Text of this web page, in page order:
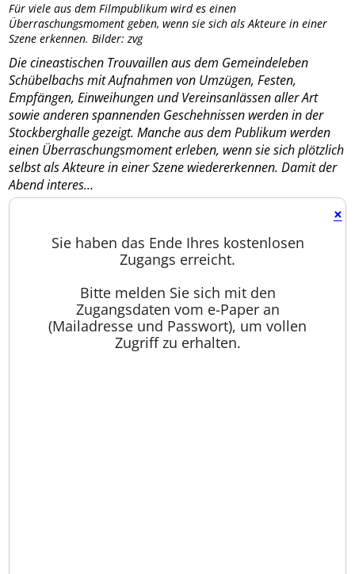
Für viele aus dem Filmpublikum wird es einen
Überraschungsmoment geben, wenn sie sich als Akteure in einer
Szene erkennen. Bilder: zvg
Die cineastischen Trouvaillen aus dem Gemeindeleben
Schübelbachs mit Aufnahmen von Umzügen, Festen,
Empfängen, Einweihungen und Vereinsanlässen aller Art
sowie anderen spannenden Geschehnissen werden in der
Stockberghalle gezeigt. Manche aus dem Publikum werden
einen Überraschungsmoment erleben, wenn sie sich plötzlich
selbst als Akteure in einer Szene wiedererkennen. Damit der
Abend interes...
×
Sie haben das Ende Ihres kostenlosen
Zugangs erreicht.
Bitte melden Sie sich mit den
Zugangsdaten vom e-Paper an
(Mailadresse und Passwort), um vollen
Zugriff zu erhalten.